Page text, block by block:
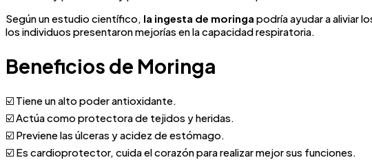
Según un estudio científico, la ingesta de moringa podría ayudar a aliviar
los individuos presentaron mejorías en la capacidad respiratoria.
Beneficios de Moringa
☑️ Tiene un alto poder antioxidante.
☑️ Actúa como protectora de tejidos y heridas.
☑️ Previene las úlceras y acidez de estómago.
☑️ Es cardioprotector, cuida el corazón para realizar mejor sus funciones.